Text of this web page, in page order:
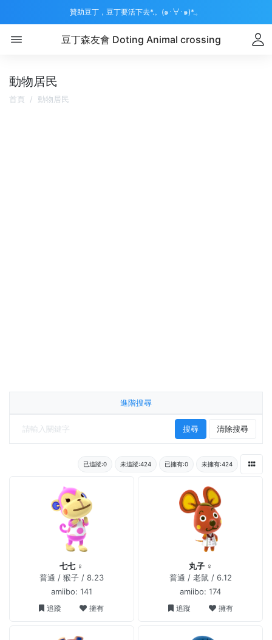
贊助豆丁，豆丁要活下去*.。(๑･∀･๑)*.。
豆丁森友會 Doting Animal crossing
動物居民
首頁 動物居民
進階搜尋
搜尋 清除搜尋
已追蹤:0 未追蹤:424 已擁有:0 未擁有:424
七七 ♀
普通 / 猴子 / 8.23
amiibo: 141
追蹤 擁有
丸子 ♀
普通 / 老鼠 / 6.12
amiibo: 174
追蹤 擁有